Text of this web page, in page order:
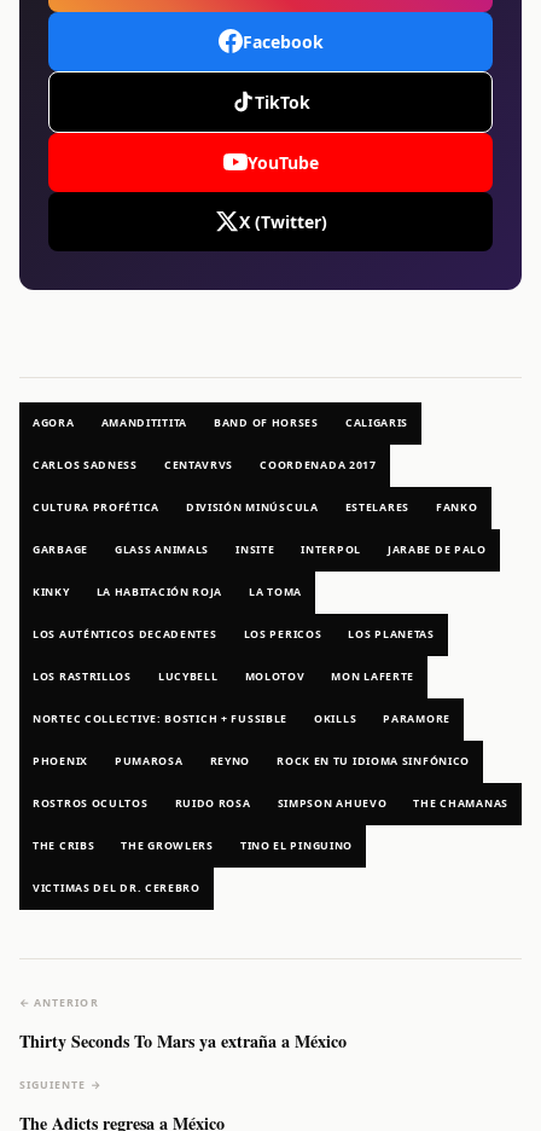
Facebook
TikTok
YouTube
X (Twitter)
AGORA AMANDITITITA BAND OF HORSES CALIGARIS
CARLOS SADNESS CENTAVRVS COORDENADA 2017
CULTURA PROFÉTICA DIVISIÓN MINÚSCULA ESTELARES FANKO
GARBAGE GLASS ANIMALS INSITE INTERPOL JARABE DE PALO
KINKY LA HABITACIÓN ROJA LA TOMA
LOS AUTÉNTICOS DECADENTES LOS PERICOS LOS PLANETAS
LOS RASTRILLOS LUCYBELL MOLOTOV MON LAFERTE
NORTEC COLLECTIVE: BOSTICH + FUSSIBLE OKILLS PARAMORE
PHOENIX PUMAROSA REYNO ROCK EN TU IDIOMA SINFÓNICO
ROSTROS OCULTOS RUIDO ROSA SIMPSON AHUEVO THE CHAMANAS
THE CRIBS THE GROWLERS TINO EL PINGUINO
VICTIMAS DEL DR. CEREBRO
← ANTERIOR
Thirty Seconds To Mars ya extraña a México
SIGUIENTE →
The Adicts regresa a México